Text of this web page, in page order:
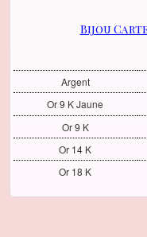
Bijou
Argent
Or 9 K Jaune
Or 9 K
Or 14 K
Or 18 K